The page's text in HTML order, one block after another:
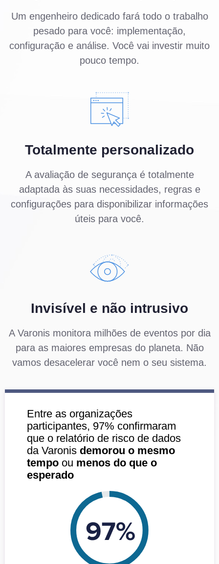
Um engenheiro dedicado fará todo o trabalho
pesado para você: implementação,
configuração e análise. Você vai investir muito
pouco tempo.
Totalmente personalizado
A avaliação de segurança é totalmente
adaptada às suas necessidades, regras e
configurações para disponibilizar informações
úteis para você.
Invisível e não intrusivo
A Varonis monitora milhões de eventos por dia
para as maiores empresas do planeta. Não
vamos desacelerar você nem o seu sistema.
Entre as organizações
participantes, 97% confirmaram
que o relatório de risco de dados
da Varonis demorou o mesmo
tempo ou menos do que o
esperado